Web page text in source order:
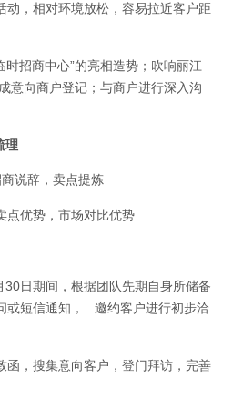
动，相对环境放松，容易拉近客户距
招商中心”的亮相造势；吹响丽江
意向商户登记；与商户进行深入沟
理
说辞，卖点提炼
点优势，市场对比优势
日期间，根据团队先期自身所储备
或短信通知， 邀约客户进行初步洽
函，搜集意向客户，登门拜访，完善